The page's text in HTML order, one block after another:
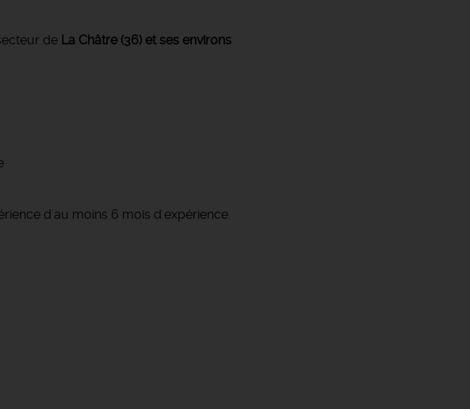
de La Châtre (36) et ses environs
d'au moins 6 mois d'expérience.